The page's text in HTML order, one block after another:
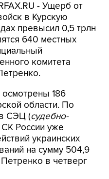
- Ущерб от
в Курскую
превысил 0,5 трлн
640 местных
комитета
186
области. По
в СЭЦ (судебно-
СК России уже
украинских
на сумму 504,9
в четверг